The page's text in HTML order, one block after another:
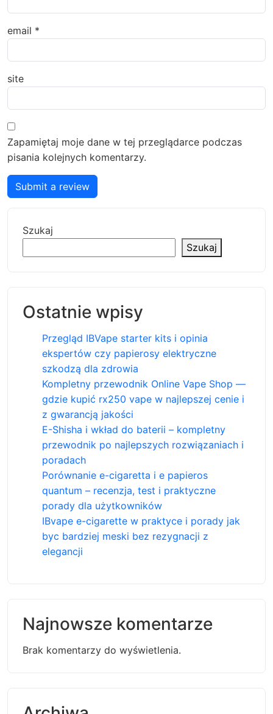
email *
site
Zapamiętaj moje dane w tej przeglądarce podczas
pisania kolejnych komentarzy.
Submit a review
Szukaj
Szukaj
Ostatnie wpisy
Przegląd IBVape starter kits i opinia
ekspertów czy papierosy elektryczne
szkodzą dla zdrowia
Kompletny przewodnik Online Vape Shop —
gdzie kupić rx250 vape w najlepszej cenie i
z gwarancją jakości
E-Shisha i wkład do baterii – kompletny
przewodnik po najlepszych rozwiązaniach i
poradach
Porównanie e-cigaretta i e papieros
quantum – recenzja, test i praktyczne
porady dla użytkowników
IBvape e-cigarette w praktyce i porady jak
byc bardziej meski bez rezygnacji z
elegancji
Najnowsze komentarze
Brak komentarzy do wyświetlenia.